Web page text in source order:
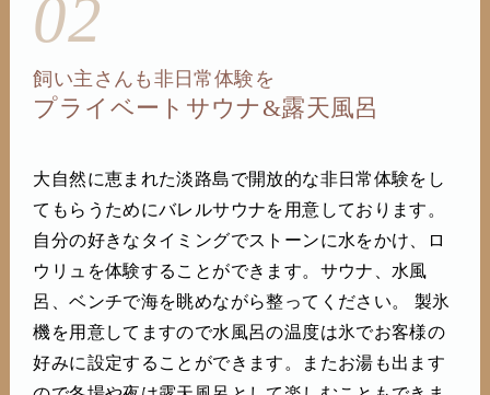
02
飼い主さんも非日常体験を
プライベートサウナ&露天風呂
大自然に恵まれた淡路島で開放的な非日常体験をし
てもらうためにバレルサウナを用意しております。
自分の好きなタイミングでストーンに水をかけ、ロ
ウリュを体験することができます。サウナ、水風
呂、ベンチで海を眺めながら整ってください。 製氷
機を用意してますので水風呂の温度は氷でお客様の
好みに設定することができます。またお湯も出ます